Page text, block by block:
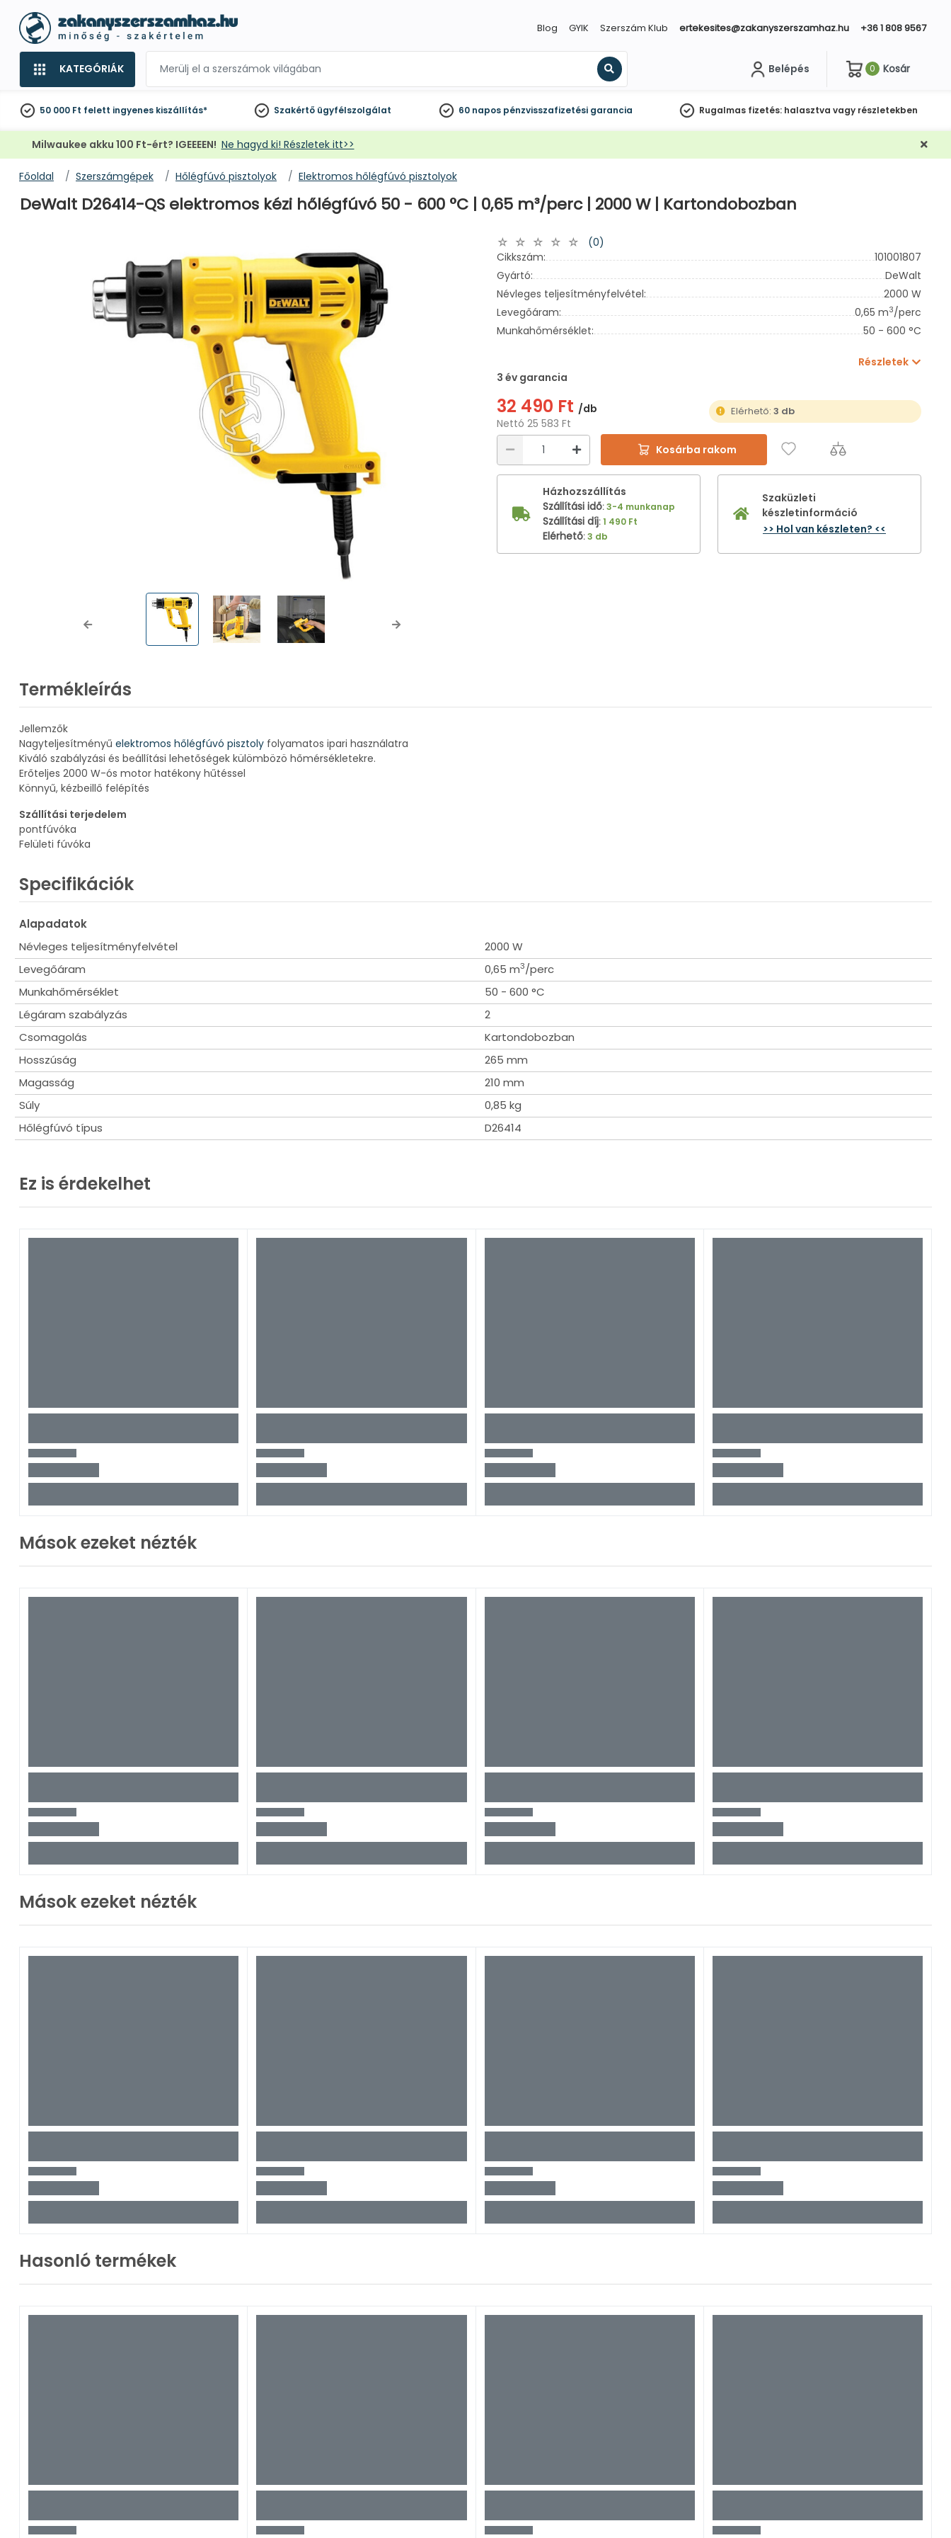
Blog GYIK Szerszám Klub ertekesites@zakanyszerszamhaz.hu +36 1 808 9567
KATEGÓRIÁK
Keresés
Belépés 0 Kosár
50 000 Ft felett ingyenes kiszállítás* Szakértő ügyfélszolgálat 60 napos pénzvisszafizetési garancia Rugalmas fizetés: halasztva vagy részletekben
Milwaukee akku 100 Ft-ért? IGEEEEN! Ne hagyd ki! Részletek itt>>
Főoldal Szerszámgépek Hőlégfúvó pisztolyok Elektromos hőlégfúvó pisztolyok
DeWalt D26414-QS elektromos kézi hőlégfúvó 50 - 600 °C | 0,65 m³/perc | 2000 W | Kartondobozban
Previous Next
(0)
Cikkszám:
101001807
Gyártó:
DeWalt
Névleges teljesítményfelvétel:
2000 W
Levegőáram:
0,65 m3/perc
Munkahőmérséklet:
50 - 600 °C
Részletek
3 év garancia
32 490 Ft /db
Nettó 25 583 Ft
Elérhető:3 db
Kosárba rakom
Házhozszállítás
Szállítási idő:3-4 munkanap
Szállítási díj:1 490 Ft
Elérhető:3 db
Szaküzleti
készletinformáció
>> Hol van készleten? <<
Termékleírás
Jellemzők
Nagyteljesítményű elektromos hőlégfúvó pisztoly folyamatos ipari használatra
Kiváló szabályzási és beállítási lehetőségek külömbözö hőmérsékletekre.
Erőteljes 2000 W-ós motor hatékony hűtéssel
Könnyű, kézbeillő felépítés
Szállítási terjedelem
pontfúvóka
Felületi fúvóka
Specifikációk
Alapadatok
Névleges teljesítményfelvétel
2000 W
Levegőáram
0,65 m3/perc
Munkahőmérséklet
50 - 600 °C
Légáram szabályzás
2
Csomagolás
Kartondobozban
Hosszúság
265 mm
Magasság
210 mm
Súly
0,85 kg
Hőlégfúvó típus
D26414
Ez is érdekelhet
Mások ezeket nézték
Mások ezeket nézték
Hasonló termékek